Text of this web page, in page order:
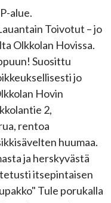
alue.
Toivotut – jo
Olkkolan Hovissa.
Suosittu
jo
Hovin
2,
rentoa
huumaa.
ja herskyvästä
itsepintaisen
Tule porukalla